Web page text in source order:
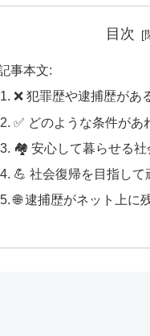
目次
事本文:
❌ 犯罪歴や逮捕歴があ
✅ どのような条件があ
🏘️ 安心して暮らせる社
💪 社会復帰を目指し
🌐 逮捕歴がネット上に